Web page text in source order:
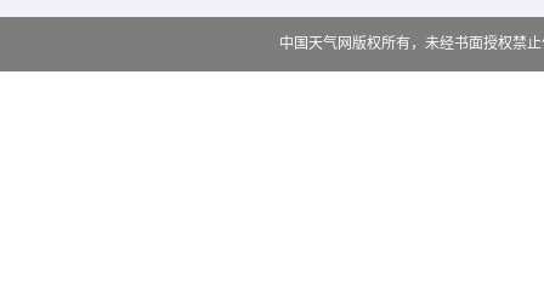
中国天气网版权所有，未经书面授权